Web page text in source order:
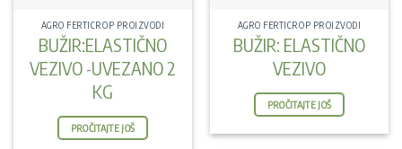
AGRO FERTICROP PROIZVODI
BUŽIR:ELASTIČNO
VEZIVO -UVEZANO 2
KG
PROČITAJTE JOŠ
AGRO FERTICROP PROIZVODI
BUŽIR: ELASTIČNO
VEZIVO
PROČITAJTE JOŠ